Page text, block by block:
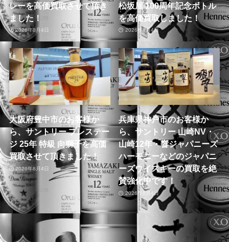
レーを高価買取させて頂き
ました！
2026年8月4日
松坂屋 100周年記念ボトル
を高価買取しました！
2026年8月4日
大阪府豊中市のお客様か
ら、サントリー プレステー
ジ 25年 特級 向獅子を高価
買取させて頂きました！
2026年8月4日
兵庫県神戸市のお客様か
ら、サントリー 山崎NV・
山崎12年・響ジャパニーズ
ハーモニーなどのジャパニ
ーズウイスキーの買取を絶
賛強化中です！
2026年8月4日